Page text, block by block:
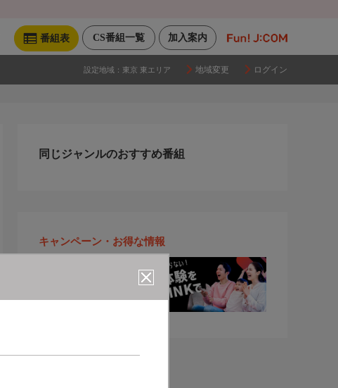
加入案内
CS番組一覧
番組表
設定地域： 東京 東エリア 地域変更 ログイン
同じジャンルのおすすめ番組
キャンペーン・お得な情報